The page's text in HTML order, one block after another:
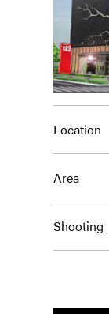
Location
Area
Shooting